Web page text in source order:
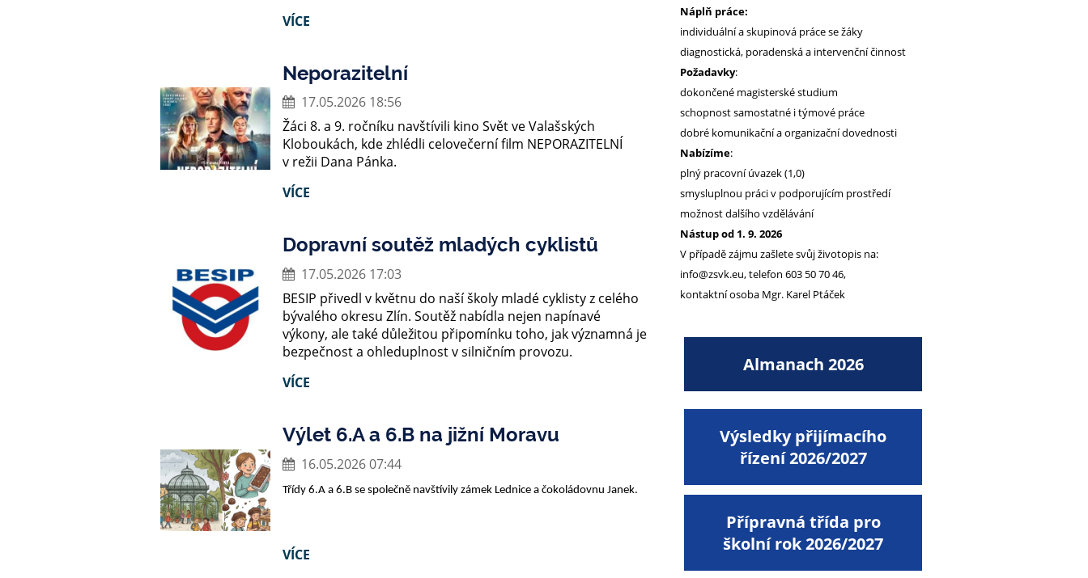
VÍCE
Neporazitelní
17.05.2026 18:56
Žáci 8. a 9. ročníku navštívili kino Svět ve Valašských
Kloboukách, kde zhlédli celovečerní film NEPORAZITELNÍ
v režii Dana Pánka.
VÍCE
Dopravní soutěž mladých cyklistů
17.05.2026 17:03
BESIP přivedl v květnu do naší školy mladé cyklisty z celého
bývalého okresu Zlín. Soutěž nabídla nejen napínavé
výkony, ale také důležitou připomínku toho, jak významná je
bezpečnost a ohleduplnost v silničním provozu.
VÍCE
Výlet 6.A a 6.B na jižní Moravu
16.05.2026 07:44
Třídy 6.A a 6.B se společně navštívily zámek Lednice a čokoládovnu Janek.
VÍCE
Náplň práce:
individuální a skupinová práce se žáky
diagnostická, poradenská a intervenční činnost
Požadavky:
dokončené magisterské studium
schopnost samostatné i týmové práce
dobré komunikační a organizační dovednosti
Nabízíme:
plný pracovní úvazek (1,0)
smysluplnou práci v podporujícím prostředí
možnost dalšího vzdělávání
Nástup od 1. 9. 2026
V případě zájmu zašlete svůj životopis na:
info@zsvk.eu, telefon 603 50 70 46,
kontaktní osoba Mgr. Karel Ptáček
Almanach 2026
Výsledky přijímacího
řízení 2026/2027
Přípravná třída pro
školní rok 2026/2027